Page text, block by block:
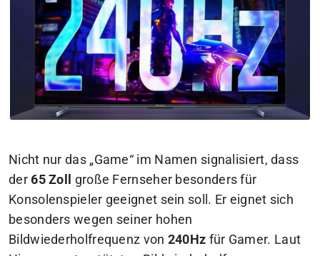
Nicht nur das „Game“ im Namen signalisiert, dass
der65 Zoll
große Fernseher besonders für
Konsolenspieler geeignet sein soll. Er eignet sich
besonders wegen seiner hohen
Bildwiederholfrequenz von 240Hz für Gamer. Laut